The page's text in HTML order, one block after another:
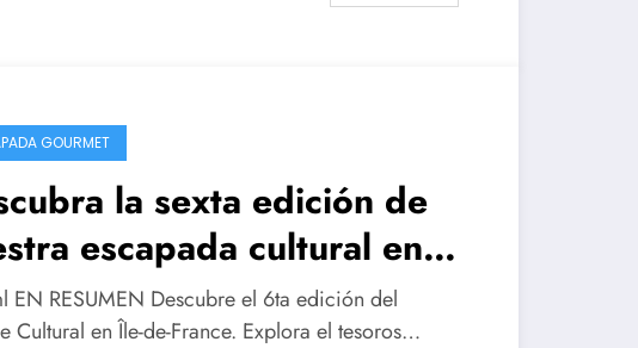
GOURMET
la sexta edición de
escapada cultural en
France
EN RESUMEN Descubre el 6ta edición del
Cultural en Île-de-France. Explora el tesoros…